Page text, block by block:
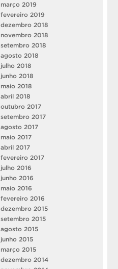
março 2019
fevereiro 2019
dezembro 2018
novembro 2018
setembro 2018
agosto 2018
julho 2018
junho 2018
maio 2018
abril 2018
outubro 2017
setembro 2017
agosto 2017
maio 2017
abril 2017
fevereiro 2017
julho 2016
junho 2016
maio 2016
fevereiro 2016
dezembro 2015
setembro 2015
agosto 2015
junho 2015
março 2015
dezembro 2014